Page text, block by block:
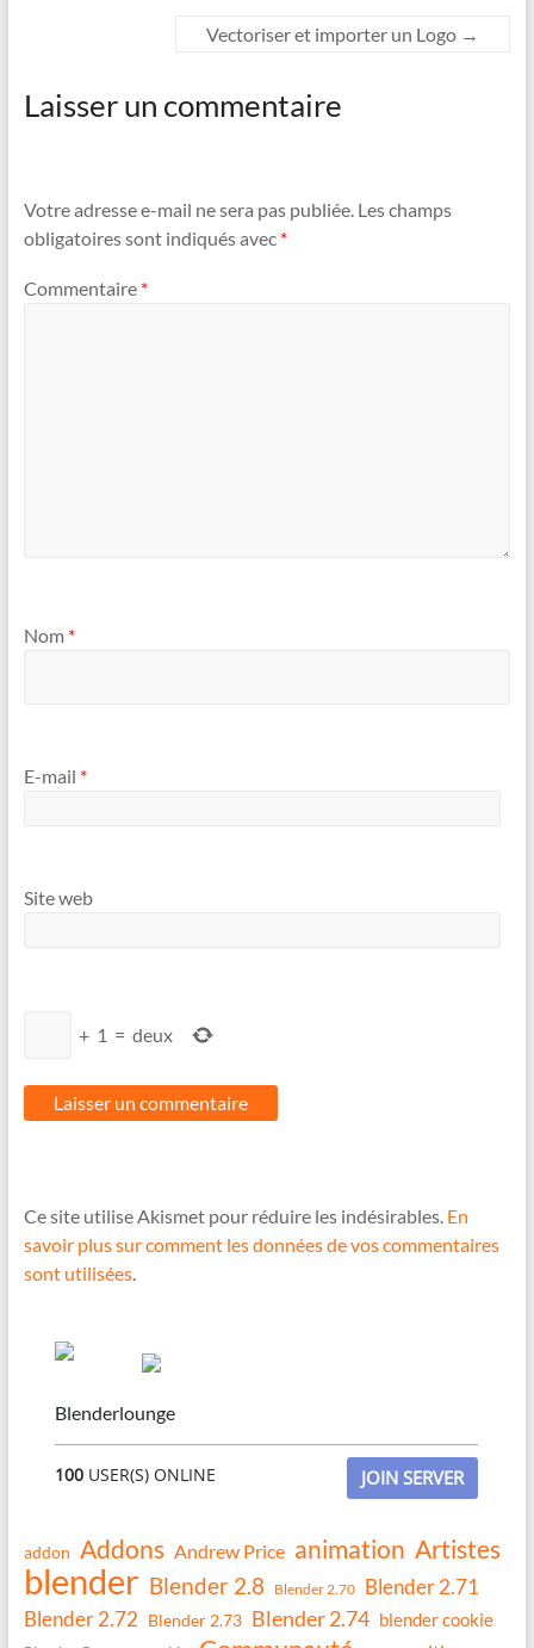
Vectoriser et importer un Logo →
Laisser un commentaire
Votre adresse e-mail ne sera pas publiée. Les champs
obligatoires sont indiqués avec *
Commentaire *
Nom *
E-mail *
Site web
+ 1 = deux
Ce site utilise Akismet pour réduire les indésirables. En
savoir plus sur comment les données de vos commentaires
sont utilisées.
Blenderlounge
100 USER(S) ONLINE JOIN SERVER
addon Addons Andrew Price animation Artistes
blender Blender 2.8 Blender 2.70
Blender 2.71
Blender 2.72 Blender 2.73 Blender 2.74 blender cookie